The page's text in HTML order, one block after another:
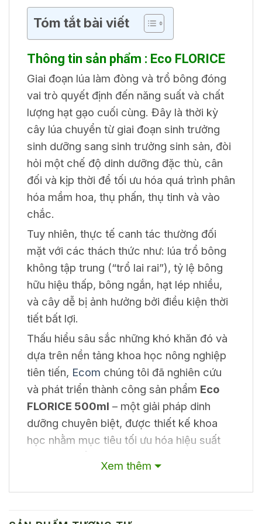
Tóm tắt bài viết
Thông tin sản phẩm : Eco FLORICE
Giai đoạn lúa làm đòng và trổ bông đóng
vai trò quyết định đến năng suất và chất
lượng hạt gạo cuối cùng. Đây là thời kỳ
cây lúa chuyển từ giai đoạn sinh trưởng
sinh dưỡng sang sinh trưởng sinh sản, đòi
hỏi một chế độ dinh dưỡng đặc thù, cân
đối và kịp thời để tối ưu hóa quá trình phân
hóa mầm hoa, thụ phấn, thụ tinh và vào
chắc.
Tuy nhiên, thực tế canh tác thường đối
mặt với các thách thức như: lúa trổ bông
không tập trung (“trổ lai rai”), tỷ lệ bông
hữu hiệu thấp, bông ngắn, hạt lép nhiều,
và cây dễ bị ảnh hưởng bởi điều kiện thời
tiết bất lợi.
Thấu hiểu sâu sắc những khó khăn đó và
dựa trên nền tảng khoa học nông nghiệp
tiên tiến, Ecom chúng tôi đã nghiên cứu
và phát triển thành công sản phẩm Eco
FLORICE 500ml – một giải pháp dinh
dưỡng chuyên biệt, được thiết kế khoa
học nhằm mục tiêu tối ưu hóa hiệu suất
của Eco FLORICE 500ml
Xem thêm